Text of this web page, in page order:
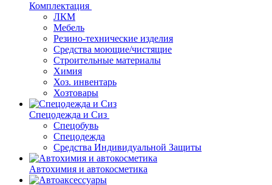
Комплектация
ЛКМ
Мебель
Резино-технические изделия
Средства моющие/чистящие
Строительные материалы
Химия
Хоз. инвентарь
Хозтовары
Спецодежда и Сиз
Спецобувь
Спецодежда
Средства Индивидуальной Защиты
Автохимия и автокосметика